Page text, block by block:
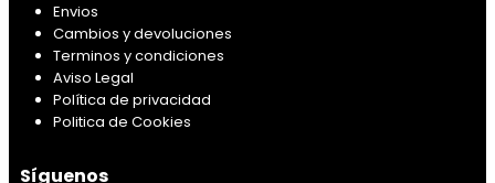
Envios
Cambios y devoluciones
Terminos y condiciones
Aviso Legal
Política de privacidad
Politica de Cookies
Síguenos